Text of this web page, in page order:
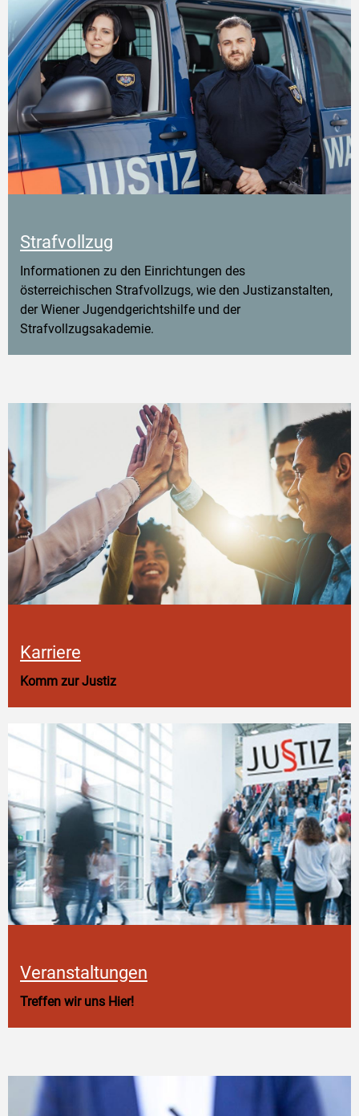
Strafvollzug
Informationen zu den Einrichtungen des
österreichischen Strafvollzugs, wie den Justizanstalten,
der Wiener Jugendgerichtshilfe und der
Strafvollzugsakademie.
Karriere
Komm zur Justiz
Veranstaltungen
Treffen wir uns Hier!